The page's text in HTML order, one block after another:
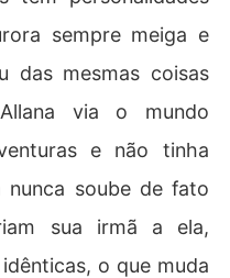
sempre meiga e
das mesmas coisas
via o mundo
e não tinha
nunca soube de fato
sua irmã a ela,
o que muda